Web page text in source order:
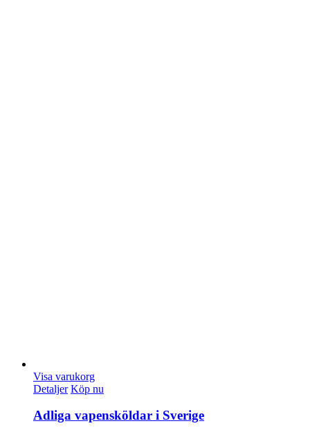
Visa varukorg
Detaljer Köp nu
Adliga vapensköldar i Sverige